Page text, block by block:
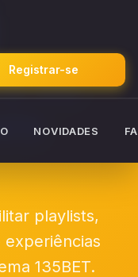
Registrar-se
NOVIDADES
de
playlists,
135BET.